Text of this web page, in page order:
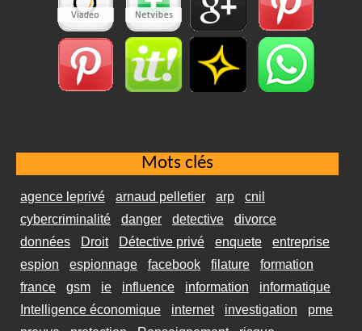
Mots clés
agence leprivé arnaud pelletier arp
cnil
cybercriminalité
danger detective
divorce
données
Droit Détective privé enquete
entreprise
espion
espionnage facebook filature
formation
france
gsm ie influence information
informatique
Intelligence économique
internet investigation
pme